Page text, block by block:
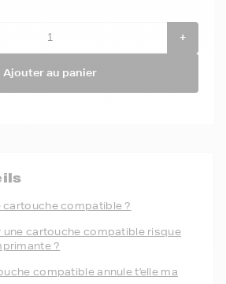
+
Ajouter au panier
cartouche compatible ?
une cartouche compatible risque
?
compatible annule t'elle ma
!
5€
newsletter, suivez notre actualité et
d’une remise de 5€